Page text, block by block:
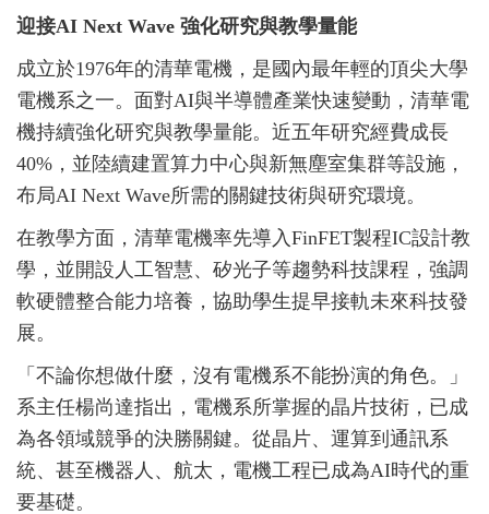
迎接AI Next Wave 強化研究與教學量能
成立於1976年的清華電機，是國內最年輕的頂尖大學
電機系之一。面對AI與半導體產業快速變動，清華電
機持續強化研究與教學量能。近五年研究經費成長
40%，並陸續建置算力中心與新無塵室集群等設施，
布局AI Next Wave所需的關鍵技術與研究環境。
在教學方面，清華電機率先導入FinFET製程IC設計教
學，並開設人工智慧、矽光子等趨勢科技課程，強調
軟硬體整合能力培養，協助學生提早接軌未來科技發
展。
「不論你想做什麼，沒有電機系不能扮演的角色。」
系主任楊尚達指出，電機系所掌握的晶片技術，已成
為各領域競爭的決勝關鍵。從晶片、運算到通訊系
統、甚至機器人、航太，電機工程已成為AI時代的重
要基礎。